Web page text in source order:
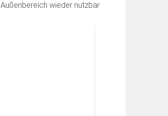
wieder nutzbar